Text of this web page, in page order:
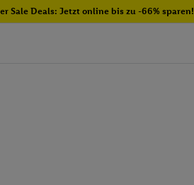
Sale Deals: Jetzt online bis zu -66% sparen!